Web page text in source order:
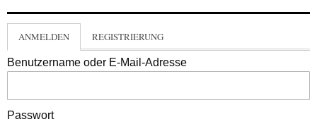
ANMELDEN REGISTRIERUNG
Benutzername oder E-Mail-Adresse
Passwort